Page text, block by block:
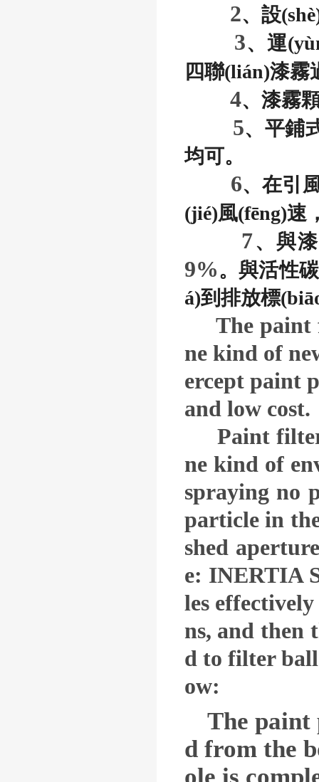
2、設
3、運
四聯(lián)漆霧
4、漆霧
5、平
均可。
6、在
(jié)風(fēng)速
7、與
9%。與活
á)到排放標
The paint
ne kind of
ercept paint
and low cost.
Paint filter
ne kind of
spraying no
particle in
shed
e: INERTIA
les
ns, and then
d to filter
ow:
The paint
d from the